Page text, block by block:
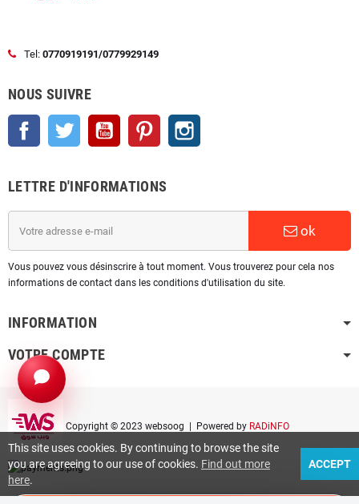
Tel: 0770919191/0779929149
NOUS SUIVRE
Facebook Twitter YouTube Pinterest
LETTRE D'INFORMATIONS
ok
Vous pouvez vous désinscrire à tout moment. Vous trouverez pour cela nos
informations de contact dans les conditions d'utilisation du site.
INFORMATION
VOTRE COMPTE
Copyright © 2023 websoog | Powered by RADiNFO
This site uses cookies. By continuing to browse the site
you are agreeing to our use of cookies. Find out more
here.
ACCEPT